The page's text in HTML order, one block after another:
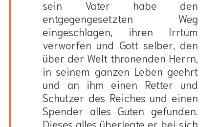
sein Vater habe den
entgegengesetzten Weg
eingeschlagen, ihren Irrtum
verworfen und Gott selber, den
über der Welt thronenden Herrn,
in seinem ganzen Leben geehrt
und an ihm einen Retter und
Schutzer des Reiches und einen
Spender alles Guten gefunden.
Dieses alles überlegte er bei sich